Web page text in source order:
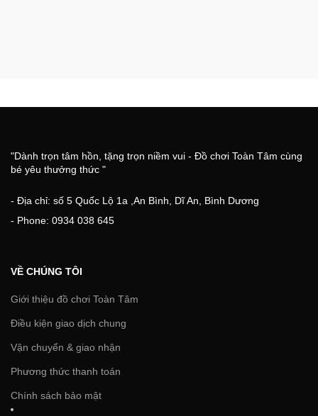
"Dành trọn tâm hồn, tặng trọn niềm vui - Đồ chơi Toàn Tâm cùng
bé yêu thưởng thức "
- Địa chỉ: số 5 Quốc Lộ 1a ,An Bình, Dĩ An, Bình Dương
- Phone: 0934 038 645
VỀ CHÚNG TÔI
Giới thiệu đồ chơi Toàn Tâm
Điều kiện giao dịch chung
Vận chuyển & giao nhận
Phương thức thanh toán
Chính sách bảo mật